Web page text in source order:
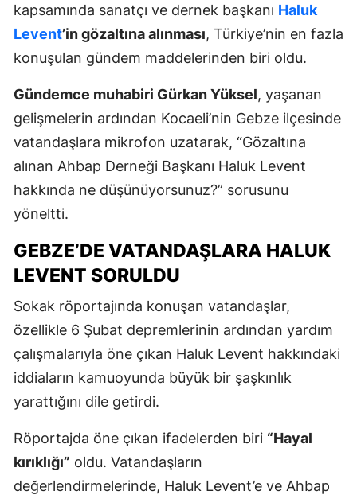
kapsamında sanatçı ve dernek başkanı Haluk
Levent’in gözaltına alınması, Türkiye’nin en fazla
konuşulan gündem maddelerinden biri oldu.
Gündemce muhabiri Gürkan Yüksel, yaşanan
gelişmelerin ardından Kocaeli’nin Gebze ilçesinde
vatandaşlara mikrofon uzatarak, “Gözaltına
alınan Ahbap Derneği Başkanı Haluk Levent
hakkında ne düşünüyorsunuz?” sorusunu
yöneltti.
GEBZE’DE VATANDAŞLARA HALUK
LEVENT SORULDU
Sokak röportajında konuşan vatandaşlar,
özellikle 6 Şubat depremlerinin ardından yardım
çalışmalarıyla öne çıkan Haluk Levent hakkındaki
iddiaların kamuoyunda büyük bir şaşkınlık
yarattığını dile getirdi.
Röportajda öne çıkan ifadelerden biri “Hayal
kırıklığı” oldu. Vatandaşların
değerlendirmelerinde, Haluk Levent’e ve Ahbap